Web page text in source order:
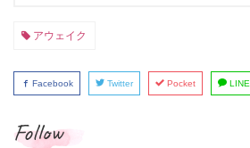
アウェイク
Facebook Twitter Pocket LINE
Follow